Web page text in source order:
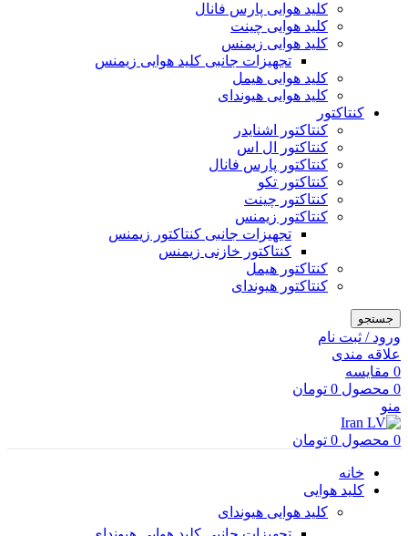
کلید هوایی پارس فانال
کلید هوایی چینت
کلید هوایی زیمنس
تجهیزات جانبی کلید هوایی زیمنس
کلید هوایی هیمل
کلید هوایی هیوندای
کنتاکتور
کنتاکتور اشنایدر
کنتاکتور ال اس
کنتاکتور پارس فانال
کنتاکتور تکو
کنتاکتور چینت
کنتاکتور زیمنس
تجهیزات جانبی کنتاکتور زیمنس
کنتاکتور خازنی زیمنس
کنتاکتور هیمل
کنتاکتور هیوندای
جستجو
ورود / ثبت نام
علاقه مندی
0 مقایسه
0 محصول 0 تومان
منو
0 محصول 0 تومان
خانه
کلید هوایی
کلید هوایی هیوندای